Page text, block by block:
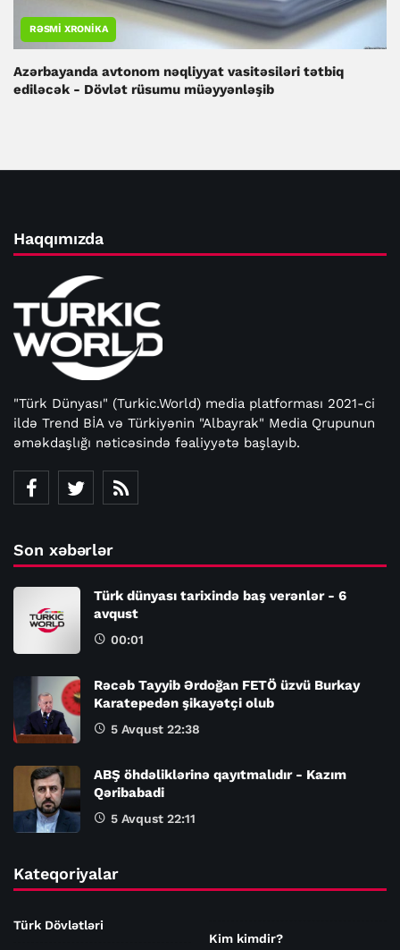
RƏSMI XRONIKA
Azərbayanda avtonom nəqliyyat vasitəsiləri tətbiq
ediləcək - Dövlət rüsumu müəyyənləşib
Haqqımızda
"Türk Dünyası" (Turkic.World) media platforması 2021-ci
ildə Trend BİA və Türkiyənin "Albayrak" Media Qrupunun
əməkdaşlığı nəticəsində fəaliyyətə başlayıb.
Son xəbərlər
Türk dünyası tarixində baş verənlər - 6
avqust
00:01
Rəcəb Tayyib Ərdoğan FETÖ üzvü Burkay
Karatepedən şikayətçi olub
5 Avqust 22:38
ABŞ öhdəliklərinə qayıtmalıdır - Kazım
Qəribabadi
5 Avqust 22:11
Kateqoriyalar
Türk Dövlətləri
Kim kimdir?